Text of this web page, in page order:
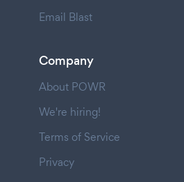
Email Blast
Company
About POWR
We're hiring!
Terms of Service
Privacy